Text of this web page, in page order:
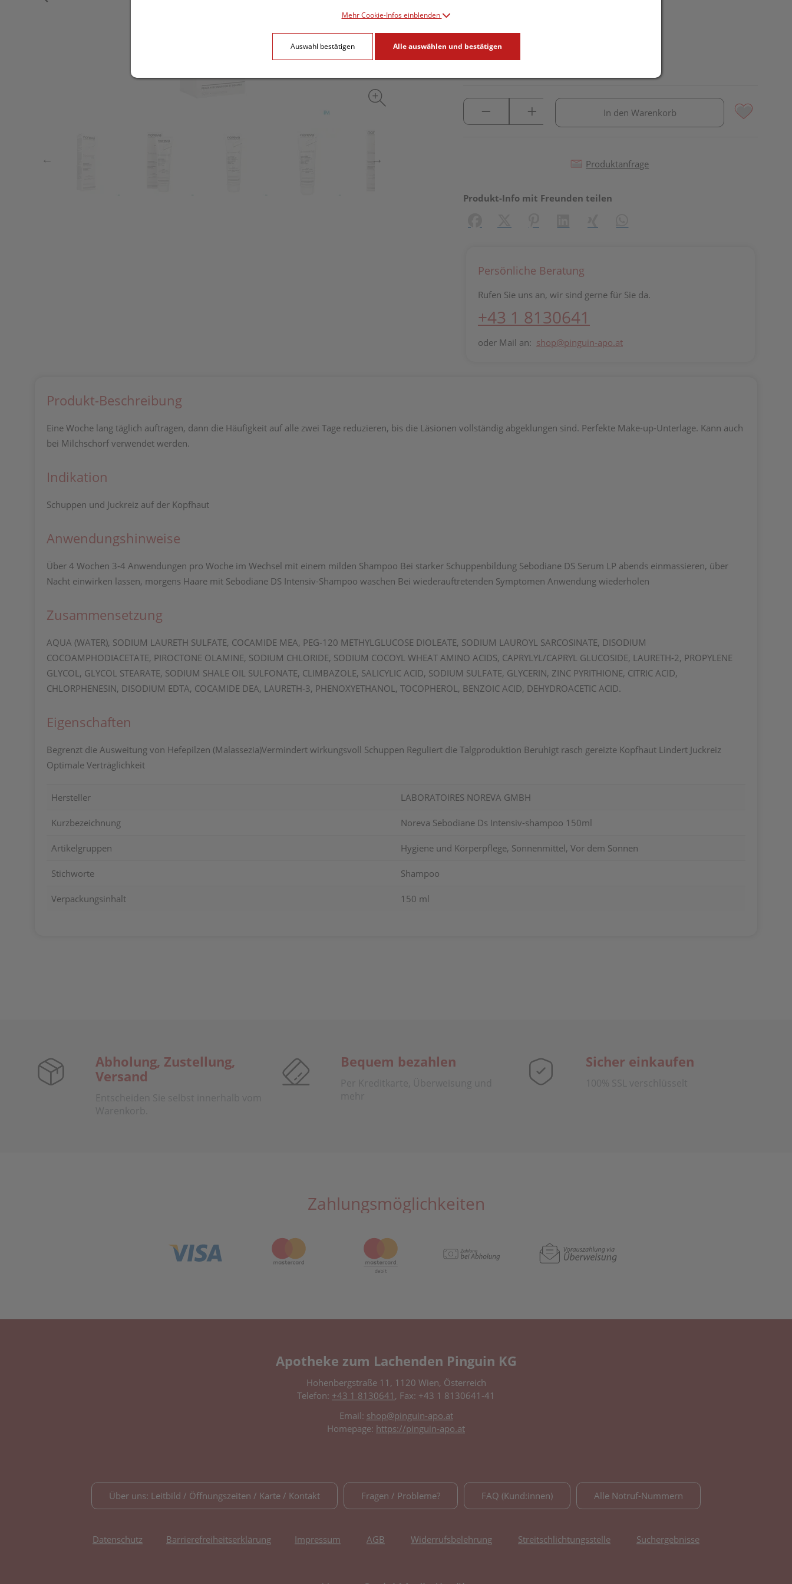
lieferbar
In den Warenkorb
Produktanfrage
Produkt-Info mit Freunden teilen
Persönliche Beratung
Rufen Sie uns an, wir sind gerne für Sie da.
+43 1 8130641
oder Mail an: shop@pinguin-apo.at
Produkt-Beschreibung
Eine Woche lang täglich auftragen, dann die Häufigkeit auf alle zwei Tage reduzieren, bis die Läsionen vollständig abgeklungen sind. Perfekte Make-up-Unterlage. Kann auch
bei Milchschorf verwendet werden.
Indikation
Schuppen und Juckreiz auf der Kopfhaut
Anwendungshinweise
Über 4 Wochen 3-4 Anwendungen pro Woche im Wechsel mit einem milden Shampoo Bei starker Schuppenbildung Sebodiane DS Serum LP abends einmassieren, über
Nacht einwirken lassen, morgens Haare mit Sebodiane DS Intensiv-Shampoo waschen Bei wiederauftretenden Symptomen Anwendung wiederholen
Zusammensetzung
AQUA (WATER), SODIUM LAURETH SULFATE, COCAMIDE MEA, PEG-120 METHYLGLUCOSE DIOLEATE, SODIUM LAUROYL SARCOSINATE, DISODIUM
COCOAMPHODIACETATE, PIROCTONE OLAMINE, SODIUM CHLORIDE, SODIUM COCOYL WHEAT AMINO ACIDS, CAPRYLYL/CAPRYL GLUCOSIDE, LAURETH-2, PROPYLENE
GLYCOL, GLYCOL STEARATE, SODIUM SHALE OIL SULFONATE, CLIMBAZOLE, SALICYLIC ACID, SODIUM SULFATE, GLYCERIN, ZINC PYRITHIONE, CITRIC ACID,
CHLORPHENESIN, DISODIUM EDTA, COCAMIDE DEA, LAURETH-3, PHENOXYETHANOL, TOCOPHEROL, BENZOIC ACID, DEHYDROACETIC ACID.
Eigenschaften
Begrenzt die Ausweitung von Hefepilzen (Malassezia)Vermindert wirkungsvoll Schuppen Reguliert die Talgproduktion Beruhigt rasch gereizte Kopfhaut Lindert Juckreiz
Optimale Verträglichkeit
Hersteller LABORATOIRES NOREVA GMBH
Kurzbezeichnung Noreva Sebodiane Ds Intensiv-shampoo 150ml
Artikelgruppen Hygiene und Körperpflege, Sonnenmittel, Vor dem Sonnen
Stichworte Shampoo
Verpackungsinhalt 150 ml
Abholung, Zustellung,
Versand
Entscheiden Sie selbst innerhalb vom
Warenkorb.
Bequem bezahlen
Per Kreditkarte, Überweisung und
mehr
Sicher einkaufen
100% SSL verschlüsselt
Zahlungsmöglichkeiten
Apotheke zum Lachenden Pinguin KG
Hohenbergstraße 11, 1120 Wien, Österreich
Telefon: +43 1 8130641 , Fax: +43 1 8130641-41
Email: shop@pinguin-apo.at
Homepage: https://pinguin-apo.at
Über uns: Leitbild / Öffnungszeiten / Karte / Kontakt Fragen / Probleme? FAQ (Kund:innen) Alle Notruf-Nummern
Datenschutz Barrierefreiheitserklärung Impressum AGB Widerrufsbelehrung Streitschlichtungsstelle Suchergebnisse
Mehr Cookie-Infos einblenden
Auswahl bestätigen Alle auswählen und bestätigen